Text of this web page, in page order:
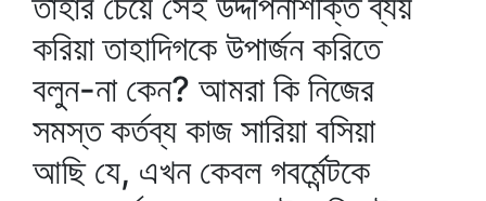
করিয়া তাহাদিগকে উপার্জন করিতে
বলুন-না কেন? আমরা কি নিজের
সমস্ত কর্তব্য কাজ সারিয়া বসিয়া
আছি যে, এখন কেবল গবর্মেন্টকে